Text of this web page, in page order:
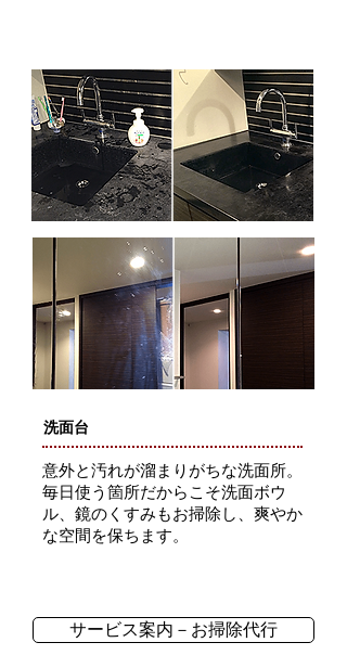
洗面台
意外と汚れが溜まりがちな洗面所。
毎日使う箇所だからこそ洗面ボウ
ル、鏡のくすみもお掃除し、爽やか
な空間を保ちます。
サービス案内－お掃除代行